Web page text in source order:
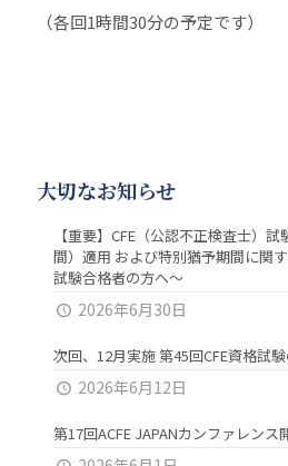
（各回1時間30分の予定です）
大切なお知らせ
【重要】CFE（公認不正検査士）
間）適用 および特別猶予期間に関
試験合格者の方へ～
2026年6月30日
次回、12月実施 第45回CFE資格試
2026年6月12日
第17回ACFE JAPANカンファレンス